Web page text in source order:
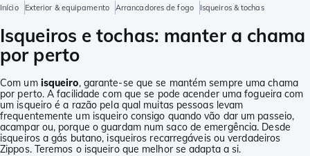
Início Exterior & equipamento Arrancadores de fogo Isqueiros & tochas
Isqueiros e tochas: manter a chama
por perto
Com um isqueiro, garante-se que se mantém sempre uma chama
por perto. A facilidade com que se pode acender uma fogueira com
um isqueiro é a razão pela qual muitas pessoas levam
frequentemente um isqueiro consigo quando vão dar um passeio,
acampar ou, porque o guardam num saco de emergência. Desde
isqueiros a gás butano, isqueiros recarregáveis ou verdadeiros
Zippos. Teremos o isqueiro que melhor se adapta a si.